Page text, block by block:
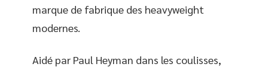
marque de fabrique des heavyweight
modernes.
Aidé par Paul Heyman dans les coulisses,